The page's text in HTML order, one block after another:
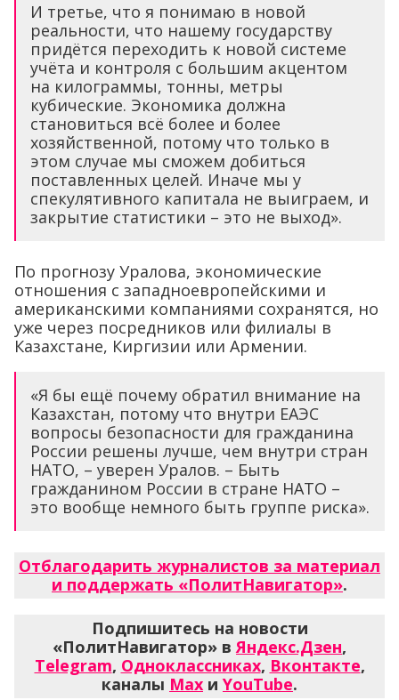
И третье, что я понимаю в новой
реальности, что нашему государству
придётся переходить к новой системе
учёта и контроля с большим акцентом
на килограммы, тонны, метры
кубические. Экономика должна
становиться всё более и более
хозяйственной, потому что только в
этом случае мы сможем добиться
поставленных целей. Иначе мы у
спекулятивного капитала не выиграем, и
закрытие статистики – это не выход».
По прогнозу Уралова, экономические
отношения с западноевропейскими и
американскими компаниями сохранятся, но
уже через посредников или филиалы в
Казахстане, Киргизии или Армении.
«Я бы ещё почему обратил внимание на
Казахстан, потому что внутри ЕАЭС
вопросы безопасности для гражданина
России решены лучше, чем внутри стран
НАТО, – уверен Уралов. – Быть
гражданином России в стране НАТО –
это вообще немного быть группе риска».
Отблагодарить журналистов за материал
и поддержать «ПолитНавигатор».
Подпишитесь на новости
«ПолитНавигатор» вЯндекс.Дзен,
Telegram, Одноклассниках, Вконтакте,
каналы Max и YouTube.